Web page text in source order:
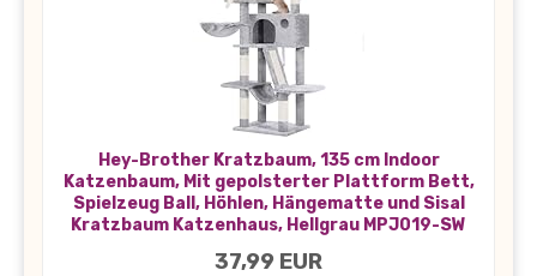
Hey-Brother Kratzbaum, 135 cm Indoor
Katzenbaum, Mit gepolsterter Plattform Bett,
Spielzeug Ball, Höhlen, Hängematte und Sisal
Kratzbaum Katzenhaus, Hellgrau MPJ019-SW
37,99 EUR